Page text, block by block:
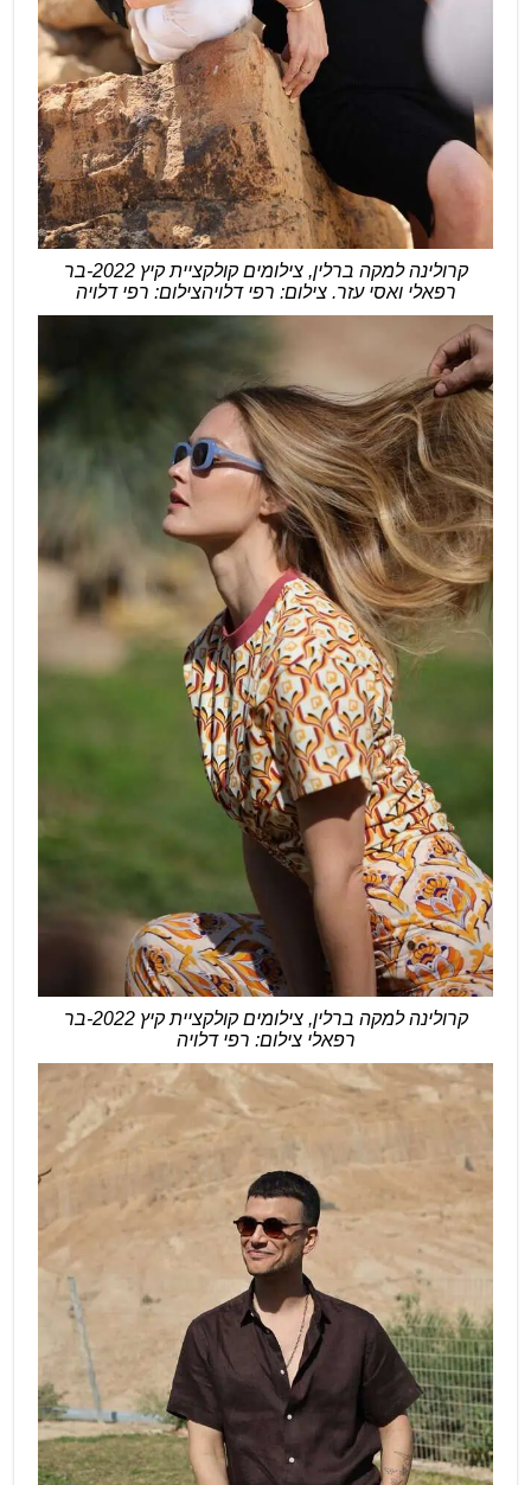
קרולינה למקה ברלין, צילומים קולקציית קיץ 2022-בר
רפאלי ואסי עזר. צילום: רפי דלויהצילום: רפי דלויה
קרולינה למקה ברלין, צילומים קולקציית קיץ 2022-בר
רפאלי צילום: רפי דלויה